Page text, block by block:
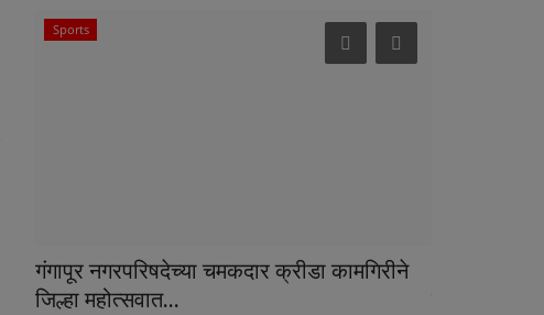
Sports
गंगापूर नगरपरिषदेच्या चमकदार क्रीडा कामगिरीने
जिल्हा महोत्सवात...